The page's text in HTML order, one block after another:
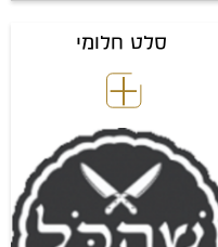
סלט חלומי